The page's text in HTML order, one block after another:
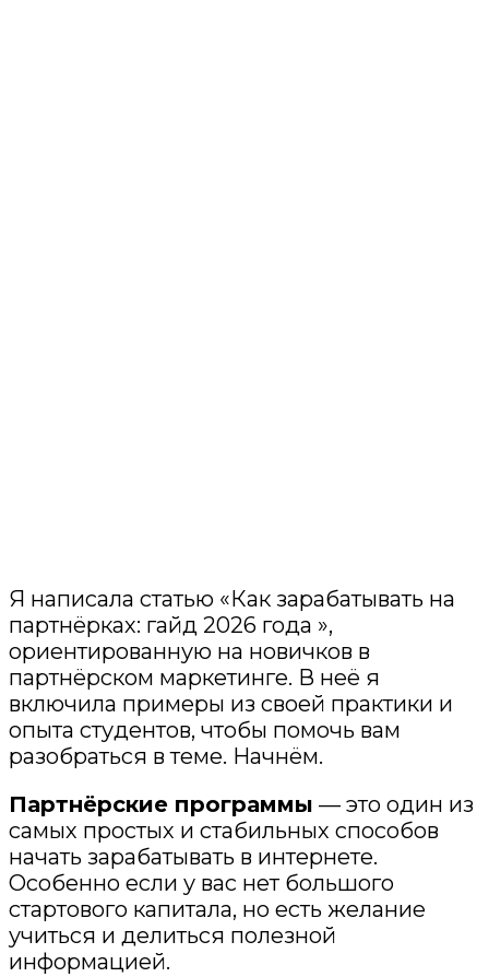
Я написала статью «Как зарабатывать на
партнёрках: гайд 2026 года »,
ориентированную на новичков в
партнёрском маркетинге. В неё я
включила примеры из своей практики и
опыта студентов, чтобы помочь вам
разобраться в теме. Начнём.
Партнёрские программы — это один из
самых простых и стабильных способов
начать зарабатывать в интернете.
Особенно если у вас нет большого
стартового капитала, но есть желание
учиться и делиться полезной
информацией.